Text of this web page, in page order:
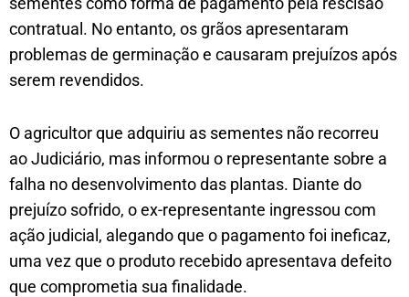
contratual. No entanto, os grãos apresentaram
problemas de germinação e causaram prejuízos após
serem revendidos.
O agricultor que adquiriu as sementes não recorreu
ao Judiciário, mas informou o representante sobre a
falha no desenvolvimento das plantas. Diante do
prejuízo sofrido, o ex-representante ingressou com
ação judicial, alegando que o pagamento foi ineficaz,
uma vez que o produto recebido apresentava defeito
que comprometia sua finalidade.